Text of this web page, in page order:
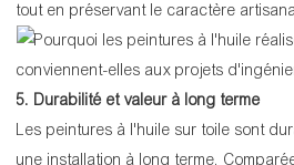
tout en préservant le caractère
5. Durabilité et valeur à long terme
Les peintures à l'huile sur toile sont
une installation à long terme.